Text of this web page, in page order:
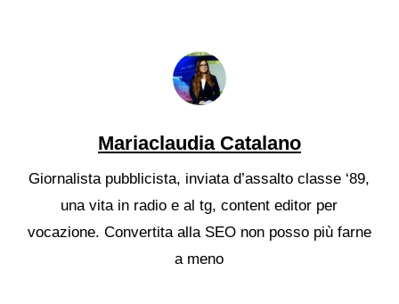
Mariaclaudia Catalano
Giornalista pubblicista, inviata d’assalto classe ‘89,
una vita in radio e al tg, content editor per
vocazione. Convertita alla SEO non posso più farne
a meno